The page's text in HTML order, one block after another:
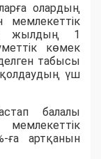
олардың
мемлекеттік
жылдың 1
көмек
табысы
үш
балалы
ға артқанын